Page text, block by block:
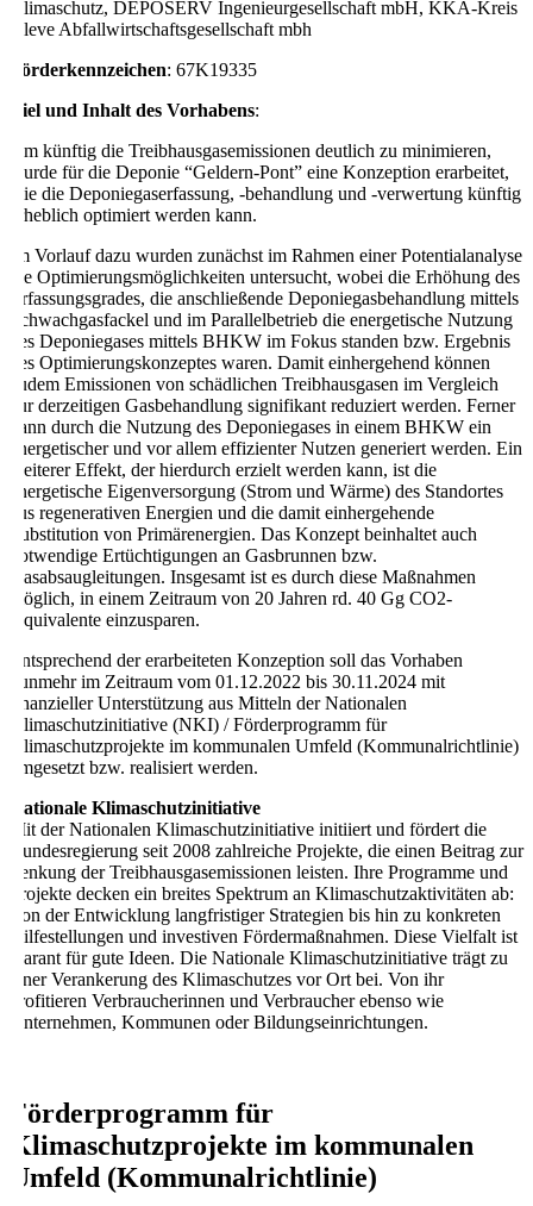
Klimaschutz, DEPOSERV Ingenieurgesellschaft mbH, KKA-Kreis
Kleve Abfallwirtschaftsgesellschaft mbh
Förderkennzeichen: 67K19335
Ziel und Inhalt des Vorhabens:
Um künftig die Treibhausgasemissionen deutlich zu minimieren,
wurde für die Deponie “Geldern-Pont” eine Konzeption erarbeitet,
wie die Deponiegaserfassung, -behandlung und -verwertung künftig
erheblich optimiert werden kann.
Im Vorlauf dazu wurden zunächst im Rahmen einer Potentialanalyse
die Optimierungsmöglichkeiten untersucht, wobei die Erhöhung des
Erfassungsgrades, die anschließende Deponiegasbehandlung mittels
Schwachgasfackel und im Parallelbetrieb die energetische Nutzung
des Deponiegases mittels BHKW im Fokus standen bzw. Ergebnis
des Optimierungskonzeptes waren. Damit einhergehend können
zudem Emissionen von schädlichen Treibhausgasen im Vergleich
zur derzeitigen Gasbehandlung signifikant reduziert werden. Ferner
kann durch die Nutzung des Deponiegases in einem BHKW ein
energetischer und vor allem effizienter Nutzen generiert werden. Ein
weiterer Effekt, der hierdurch erzielt werden kann, ist die
energetische Eigenversorgung (Strom und Wärme) des Standortes
aus regenerativen Energien und die damit einhergehende
Substitution von Primärenergien. Das Konzept beinhaltet auch
notwendige Ertüchtigungen an Gasbrunnen bzw.
Gasabsaugleitungen. Insgesamt ist es durch diese Maßnahmen
möglich, in einem Zeitraum von 20 Jahren rd. 40 Gg CO2-
Äquivalente einzusparen.
Entsprechend der erarbeiteten Konzeption soll das Vorhaben
nunmehr im Zeitraum vom 01.12.2022 bis 30.11.2024 mit
finanzieller Unterstützung aus Mitteln der Nationalen
Klimaschutzinitiative (NKI) / Förderprogramm für
Klimaschutzprojekte im kommunalen Umfeld (Kommunalrichtlinie)
umgesetzt bzw. realisiert werden.
Nationale Klimaschutzinitiative
Mit der Nationalen Klimaschutzinitiative initiiert und fördert die
Bundesregierung seit 2008 zahlreiche Projekte, die einen Beitrag zur
Senkung der Treibhausgasemissionen leisten. Ihre Programme und
Projekte decken ein breites Spektrum an Klimaschutzaktivitäten ab:
Von der Entwicklung langfristiger Strategien bis hin zu konkreten
Hilfestellungen und investiven Fördermaßnahmen. Diese Vielfalt ist
Garant für gute Ideen. Die Nationale Klimaschutzinitiative trägt zu
einer Verankerung des Klimaschutzes vor Ort bei. Von ihr
profitieren Verbraucherinnen und Verbraucher ebenso wie
Unternehmen, Kommunen oder Bildungseinrichtungen.
Förderprogramm für
Klimaschutzprojekte im kommunalen
Umfeld (Kommunalrichtlinie)